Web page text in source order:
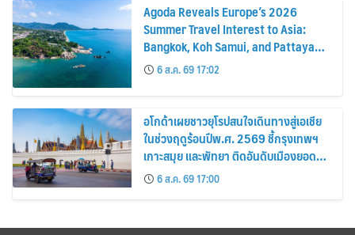
Agoda Reveals Europe’s 2026
Summer Travel Interest to Asia:
Bangkok, Koh Samui, and Pattaya
Among the Top Cities
6 ส.ค. 69 17:02
อโกด้าเผยชาวยุโรปสนใจเดินทางสู่เอเชีย
ในช่วงฤดูร้อนปีพ.ศ. 2569 ชี้กรุงเทพฯ
เกาะสมุย และพัทยา ติดอันดับเมืองยอด
นิยม6 ส.ค. 69 17:00